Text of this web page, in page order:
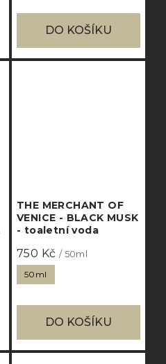
DO KOŠÍKU
THE MERCHANT OF
VENICE - BLACK MUSK
- toaletní voda
750 Kč / 50ml
50ml
DO KOŠÍKU